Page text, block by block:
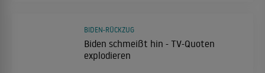
Biden schmeißt hin - TV-Quoten
explodieren
BIDEN-RÜCKZUG